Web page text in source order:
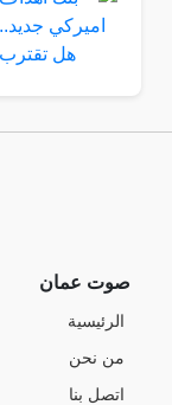
صوت عمان
الرئيسية
من نحن
اتصل بنا